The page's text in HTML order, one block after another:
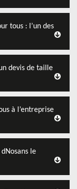
tous : l’un des
devis de taille
à l’entreprise
le